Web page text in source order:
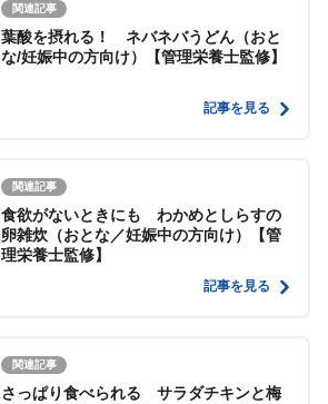
関連記事
葉酸を摂れる！ ネバネバうどん（おと
な/妊娠中の方向け）【管理栄養士監修】
記事を見る
関連記事
食欲がないときにも わかめとしらすの
卵雑炊（おとな／妊娠中の方向け）【管
理栄養士監修】
記事を見る
関連記事
さっぱり食べられる サラダチキンと梅